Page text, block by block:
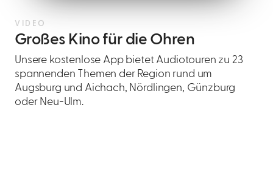
VIDEO
Großes Kino für die Ohren
Unsere kostenlose App bietet Audiotouren zu 23
spannenden Themen der Region rund um
Augsburg und Aichach, Nördlingen, Günzburg
oder Neu-Ulm.